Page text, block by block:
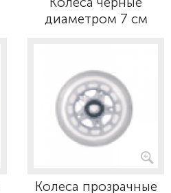
диаметром 7 см
Колеса прозрачные